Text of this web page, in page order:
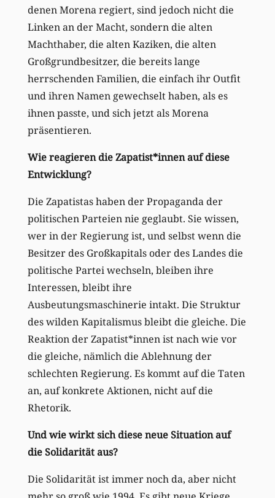
denen Morena regiert, sind jedoch nicht die
Linken an der Macht, sondern die alten
Machthaber, die alten Kaziken, die alten
Großgrundbesitzer, die bereits lange
herrschenden Familien, die einfach ihr Outfit
und ihren Namen gewechselt haben, als es
ihnen passte, und sich jetzt als Morena
präsentieren.
Wie reagieren die Zapatist*innen auf diese
Entwicklung?
Die Zapatistas haben der Propaganda der
politischen Parteien nie geglaubt. Sie wissen,
wer in der Regierung ist, und selbst wenn die
Besitzer des Großkapitals oder des Landes die
politische Partei wechseln, bleiben ihre
Interessen, bleibt ihre
Ausbeutungsmaschinerie intakt. Die Struktur
des wilden Kapitalismus bleibt die gleiche. Die
Reaktion der Zapatist*innen ist nach wie vor
die gleiche, nämlich die Ablehnung der
schlechten Regierung. Es kommt auf die Taten
an, auf konkrete Aktionen, nicht auf die
Rhetorik.
Und wie wirkt sich diese neue Situation auf
die Solidarität aus?
Die Solidarität ist immer noch da, aber nicht